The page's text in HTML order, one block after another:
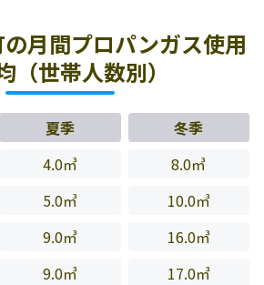
月間プロパンガス使用
（世帯人数別）
夏季
冬季
4.0㎥
8.0㎥
5.0㎥
10.0㎥
9.0㎥
16.0㎥
9.0㎥ 17.0㎥